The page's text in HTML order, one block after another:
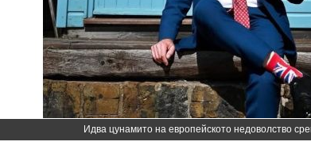
Идва цунамито на европейското недоволство